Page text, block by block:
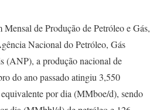
de Produção de Petróleo e Gás,
Nacional do Petróleo, Gás
(ANP), a produção nacional de
do ano passado atingiu 3,550
por dia (MMboe/d), sendo